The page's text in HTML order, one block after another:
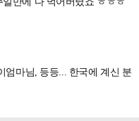
엄마님, 등등... 한국에 계신 분